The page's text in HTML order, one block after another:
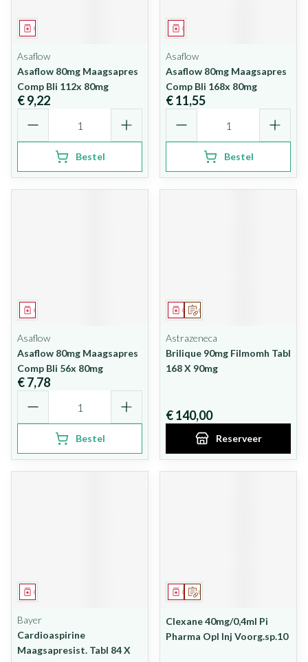
Geneesmiddel
Asaflow
Asaflow 80mg Maagsapres
Comp Bli 112x 80mg
€ 9,22
Bestel
Geneesmiddel
Asaflow
Asaflow 80mg Maagsapres
Comp Bli 168x 80mg
€ 11,55
Bestel
Geneesmiddel
Asaflow
Asaflow 80mg Maagsapres
Comp Bli 56x 80mg
€ 7,78
Bestel
Op voorschrift
Geneesmiddel
Astrazeneca
Brilique 90mg Filmomh Tabl
168 X 90mg
€ 140,00
Reserveer
Geneesmiddel
Bayer
Cardioaspirine
Maagsapresist. Tabl 84 X
Op voorschrift
Geneesmiddel
Clexane 40mg/0,4ml Pi
Pharma Opl Inj Voorg.sp.10